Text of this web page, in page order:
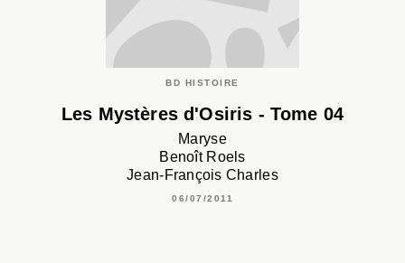
BD HISTOIRE
Les Mystères d'Osiris - Tome 04
Maryse
Benoît Roels
Jean-François Charles
06/07/2011